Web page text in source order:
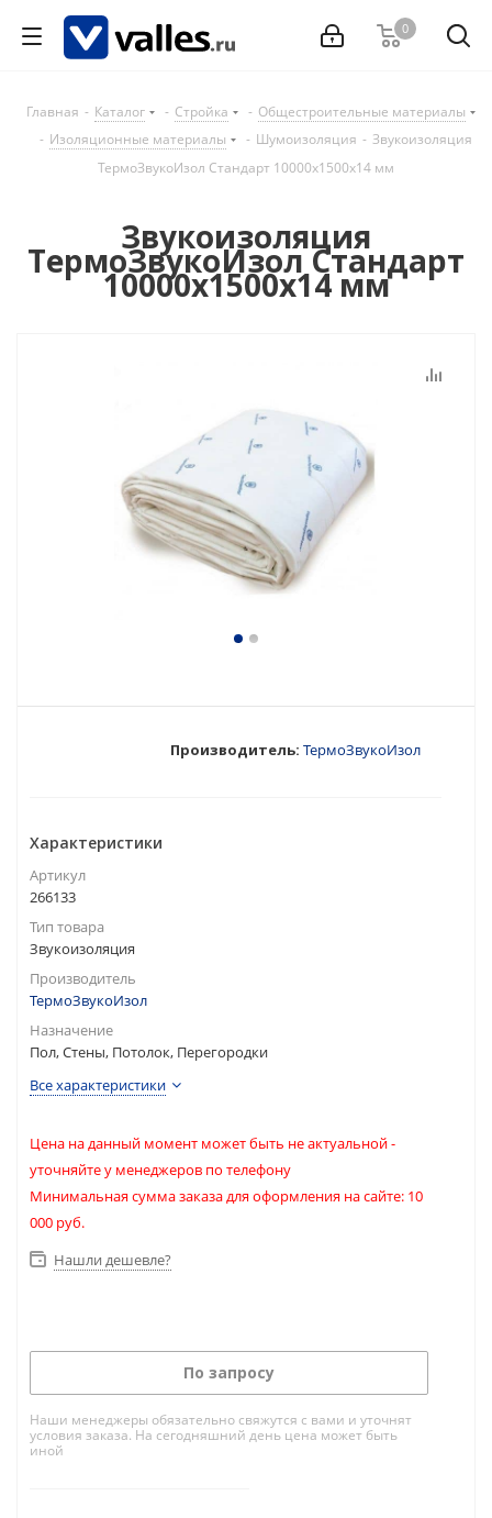
0
Главная - Каталог - Стройка - Общестроительные материалы
- Изоляционные материалы - Шумоизоляция - Звукоизоляция
ТермоЗвукоИзол Стандарт 10000х1500х14 мм
Звукоизоляция
ТермоЗвукоИзол Стандарт
10000х1500х14 мм
Производитель: ТермоЗвукоИзол
Характеристики
Артикул
266133
Тип товара
Звукоизоляция
Производитель
ТермоЗвукоИзол
Назначение
Пол, Стены, Потолок, Перегородки
Все характеристики
Цена на данный момент может быть не актуальной -
уточняйте у менеджеров по телефону
Минимальная сумма заказа для оформления на сайте: 10
000 руб.
Нашли дешевле?
По запросу
Наши менеджеры обязательно свяжутся с вами и уточнят
условия заказа. На сегодняшний день цена может быть
иной